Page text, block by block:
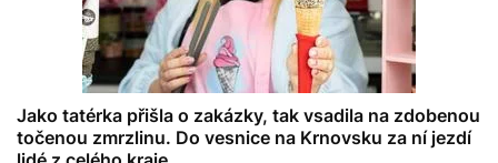
Jako tatérka přišla o zakázky, tak vsadila na zdobenou
točenou zmrzlinu. Do vesnice na Krnovsku za ní jezdí